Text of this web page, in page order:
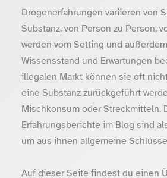
Drogenerfahrungen variieren von
Substanz, von Person zu Person,
werden vom Setting und
Wissensstand und Erwartungen
illegalen Markt können sie oft
eine Substanz zurückgeführt
Mischkonsum oder Streckmitteln.
Erfahrungsberichte im Blog sind
um aus ihnen allgemeine
Auf dieser Seite findest du einen